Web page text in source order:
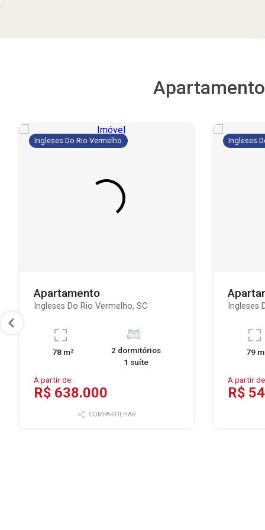
Ingleses Do Rio Vermelho
Apartamento
Ingleses Do Rio Vermelho, SC
78 m²
2 dormitórios
1 suíte
A partir de:
R$ 638.000
COMPARTILHAR
Ingleses
Ingleses
79
A partir
R$